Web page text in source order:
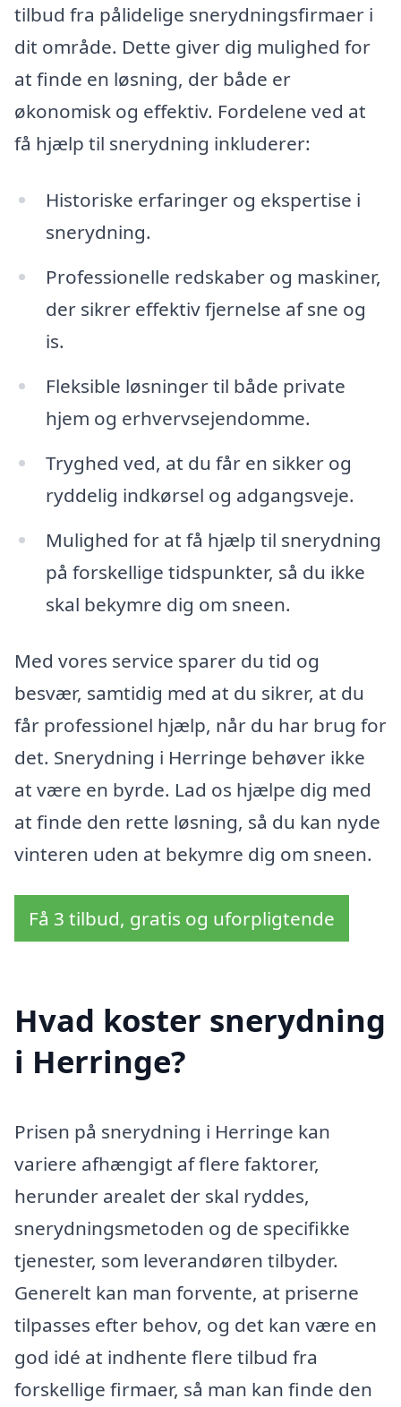
tilbud fra pålidelige snerydningsfirmaer i
dit område. Dette giver dig mulighed for
at finde en løsning, der både er
økonomisk og effektiv. Fordelene ved at
få hjælp til snerydning inkluderer:
Historiske erfaringer og ekspertise i
snerydning.
Professionelle redskaber og maskiner,
der sikrer effektiv fjernelse af sne og
is.
Fleksible løsninger til både private
hjem og erhvervsejendomme.
Tryghed ved, at du får en sikker og
ryddelig indkørsel og adgangsveje.
Mulighed for at få hjælp til snerydning
på forskellige tidspunkter, så du ikke
skal bekymre dig om sneen.
Med vores service sparer du tid og
besvær, samtidig med at du sikrer, at du
får professionel hjælp, når du har brug for
det. Snerydning i Herringe behøver ikke
at være en byrde. Lad os hjælpe dig med
at finde den rette løsning, så du kan nyde
vinteren uden at bekymre dig om sneen.
Få 3 tilbud, gratis og uforpligtende
Hvad koster snerydning
i Herringe?
Prisen på snerydning i Herringe kan
variere afhængigt af flere faktorer,
herunder arealet der skal ryddes,
snerydningsmetoden og de specifikke
tjenester, som leverandøren tilbyder.
Generelt kan man forvente, at priserne
tilpasses efter behov, og det kan være en
god idé at indhente flere tilbud fra
forskellige firmaer, så man kan finde den